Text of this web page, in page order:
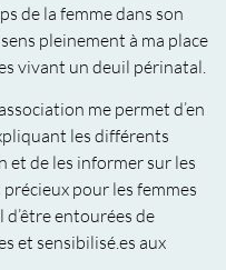
de la femme dans son
pleinement à ma place
vivant un deuil périnatal.
me permet d’en
les différents
et de les informer sur les
pour les femmes
entourées de
et sensibilisé.es aux